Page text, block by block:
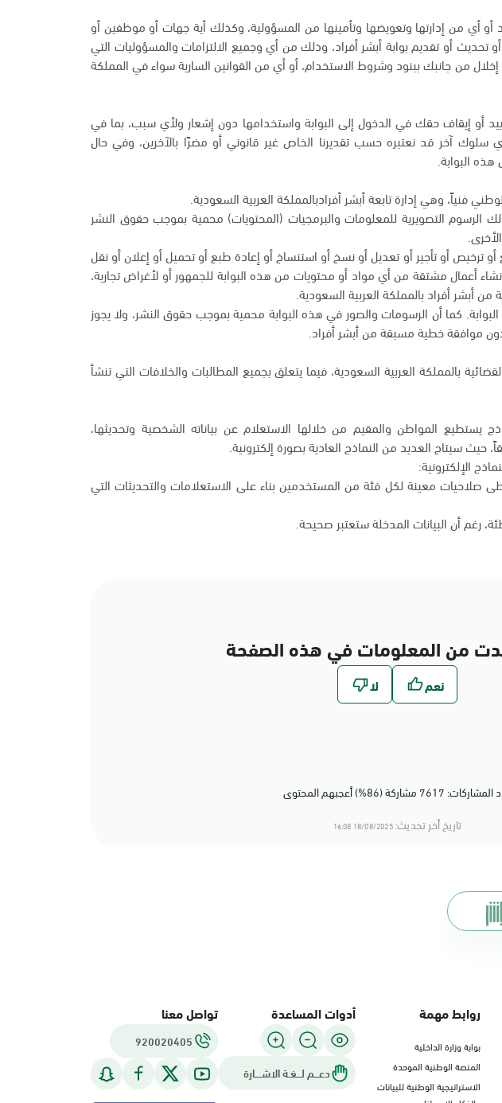
أو أي من إدارتها وتعويضها وتأمينها من المسؤولية، وكذلك أية جهات أو موظفين أو
تحديث أو تقديم بوابة أبشر أفراد، وذلك من أي وجميع الالتزامات والمسؤوليات التي
من جانبك ببنود وشروط الاستخدام، أو أي من القوانين السارية سواء في المملكة
أو إيقاف حقك في الدخول إلى البوابة واستخدامها دون إشعار ولأي سبب، بما في
آخر قد نعتبره حسب تقديرنا الخاص غير قانوني أو مضرًا بالآخرين، وفي حال
هذه البوابة.
فنياً، وهي إدارة تابعة أبشر أفرادبالمملكة العربية السعودية.
الرسوم التصويرية للمعلومات والبرمجيات (المحتويات) محمية بموجب حقوق النشر
أو ترخيص أو تأجير أو تعديل أو نسخ أو استنساخ أو إعادة طبع أو تحميل أو إعلان أو نقل
أعمال مشتقة من أي مواد أو محتويات من هذه البوابة للجمهور أو لأغراض تجارية،
أبشر أفراد بالمملكة العربية السعودية.
كما أن الرسومات والصور في هذه البوابة محمية بموجب حقوق النشر، ولا يجوز
موافقة خطية مسبقة من أبشر أفراد.
بالمملكة العربية السعودية، فيما يتعلق بجميع المطالبات والخلافات التي تنشأ
يستطيع المواطن والمقيم من خلالها الاستعلام عن بياناته الشخصية وتحديثها،
حيث سيتاح العديد من النماذج العادية بصورة إلكترونية.
الإلكترونية:
صلاحيات معينة لكل فئة من المستخدمين بناء على الاستعلامات والتحديثات التي
رغم أن البيانات المدخلة ستعتبر صحيحة.
من المعلومات في هذه الصفحة
7617 مشاركة (86%) أعجبهم المحتوى
تاريخ أخر تحديث:18/08/2025 16:08
روابط مهمة
بوابة وزارة الداخلية
المنصة الوطنية الموحدة
الاستراتيجية الوطنية للبيانات
أدوات المساعدة
دعـــم لـــغـة الاشــــارة
تواصل معنا
920020405